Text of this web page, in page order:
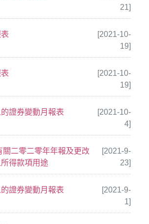
21]
[2021-10-
19]
[2021-10-
19]
證券變動月報表
[2021-10-
4]
關二零二零年年報及更改
得款項用途
[2021-9-
23]
證券變動月報表
[2021-9-
1]